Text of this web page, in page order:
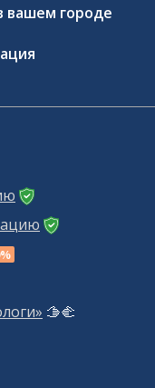
вашем городе
🫱‍🫲